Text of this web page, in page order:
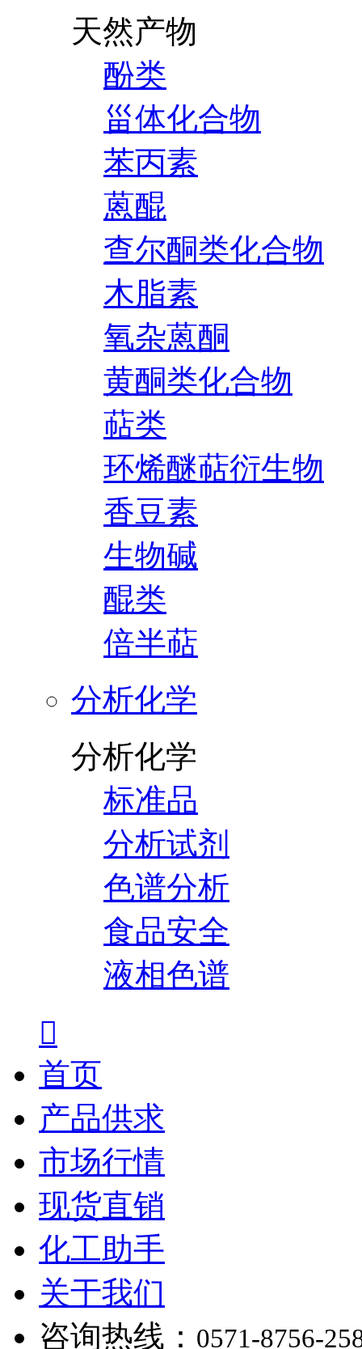
天然产物
酚类
甾体化合物
苯丙素
蒽醌
查尔酮类化合物
木脂素
氧杂蒽酮
黄酮类化合物
萜类
环烯醚萜衍生物
香豆素
生物碱
醌类
倍半萜
分析化学
分析化学
标准品
分析试剂
色谱分析
食品安全
液相色谱

首页
产品供求
市场行情
现货直销
化工助手
关于我们
咨询热线： 0571-8756-